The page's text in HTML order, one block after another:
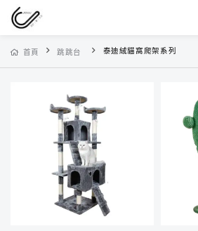
首頁 跳跳台 泰迪絨貓窩爬架系列